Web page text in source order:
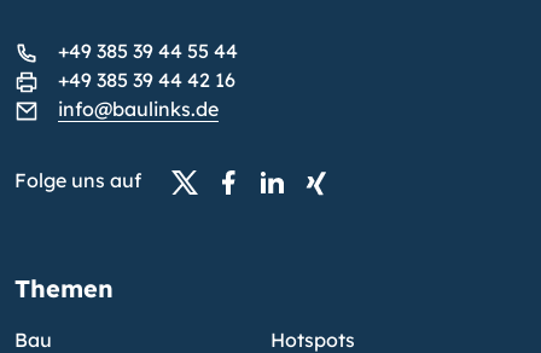
+49 385 39 44 55 44
+49 385 39 44 42 16
info@baulinks.de
Folge uns auf
Themen
Bau
Hotspots